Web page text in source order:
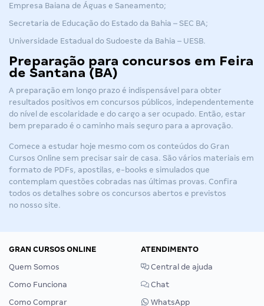
Empresa Baiana de Águas e Saneamento;
Secretaria de Educação do Estado da Bahia – SEC BA;
Universidade Estadual do Sudoeste da Bahia – UESB.
Preparação para concursos em Feira
de Santana (BA)
A preparação em longo prazo é indispensável para obter
resultados positivos em concursos públicos, independentemente
do nível de escolaridade e do cargo a ser ocupado. Então, estar
bem preparado é o caminho mais seguro para a aprovação.
Comece a estudar hoje mesmo com os conteúdos do Gran
Cursos Online sem precisar sair de casa. São vários materiais em
formato de PDFs, apostilas, e-books e simulados que
contemplam questões cobradas nas últimas provas. Confira
todos os detalhes sobre os concursos abertos e previstos
no nosso site.
GRAN CURSOS ONLINE
Quem Somos
Como Funciona
Como Comprar
ATENDIMENTO
Central de ajuda
Chat
WhatsApp